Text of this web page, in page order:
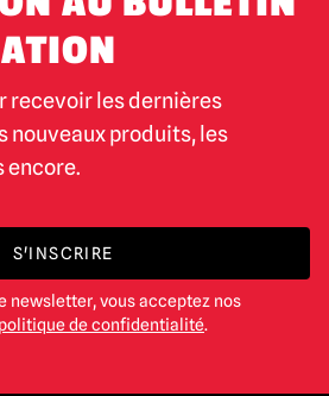
recevoir les dernières
nouveaux produits, les
encore.
S'INSCRIRE
newsletter, vous acceptez nos
politique de confidentialité.